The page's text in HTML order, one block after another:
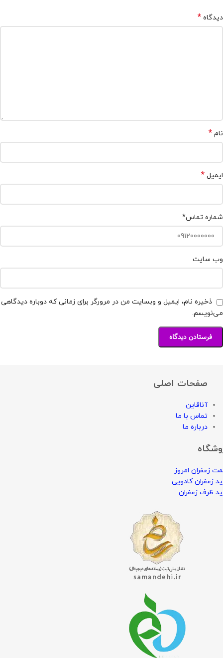
دیدگاه *
نام *
ایمیل *
شماره تماس*
وب‌ سایت
ذخیره نام، ایمیل و وبسایت من در مرورگر برای زمانی که دوباره دیدگاهی
می‌نویسم.
صفحات اصلی
آناقاین
تماس با ما
درباره ما
زعفران امروز
زعفران کادویی
ظرف زعفران